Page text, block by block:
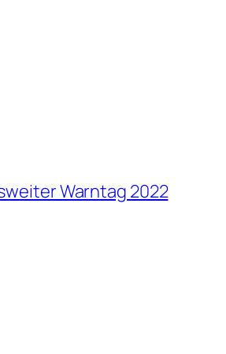
Warntag 2022